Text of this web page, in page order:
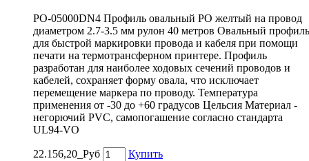
PO-05000DN4 Профиль овальный PO желтый на провод
диаметром 2.7-3.5 мм рулон 40 метров Овальный профиль
для быстрой маркировки провода и кабеля при помощи
печати на термотрансферном принтере. Профиль
разработан для наиболее ходовых сечений проводов и
кабелей, сохраняет форму овала, что исключает
перемещение маркера по проводу. Температура
применения от -30 до +60 градусов Цельсия Материал -
негорючий PVC, самопогашение согласно стандарта
UL94-VO
22.156,20_Руб
Купить